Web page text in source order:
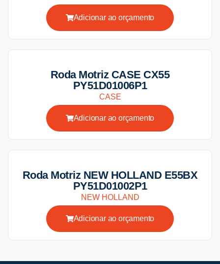
Adicionar ao orçamento
Roda Motriz CASE CX55
PY51D01006P1
CASE
Adicionar ao orçamento
Roda Motriz NEW HOLLAND E55BX
PY51D01002P1
NEW HOLLAND
Adicionar ao orçamento